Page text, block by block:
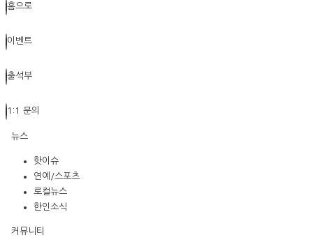
홈으로
이벤트
출석부
1:1 문의
뉴스
핫이슈
연예/스포츠
로컬뉴스
한인소식
커뮤니티